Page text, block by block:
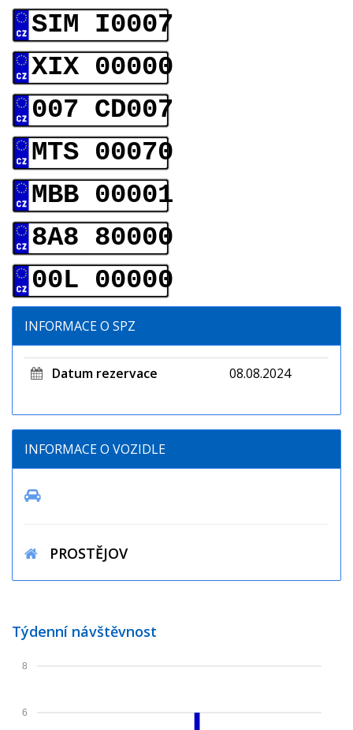
SIM I0007
XIX 00000
007 CD007
MTS 00070
MBB 00001
8A8 80000
00L 00000
INFORMACE O SPZ
Datum rezervace 08.08.2024
INFORMACE O VOZIDLE
PROSTĚJOV
Týdenní návštěvnost
6
8